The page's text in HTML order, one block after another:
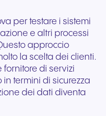
per testare i sistemi
e altri processi
approccio
la scelta dei clienti.
fornitore di servizi
termini di sicurezza
dei dati diventa